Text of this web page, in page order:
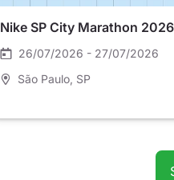
Nike SP City Marathon 2026
26/07/2026 - 27/07/2026
São Paulo , SP